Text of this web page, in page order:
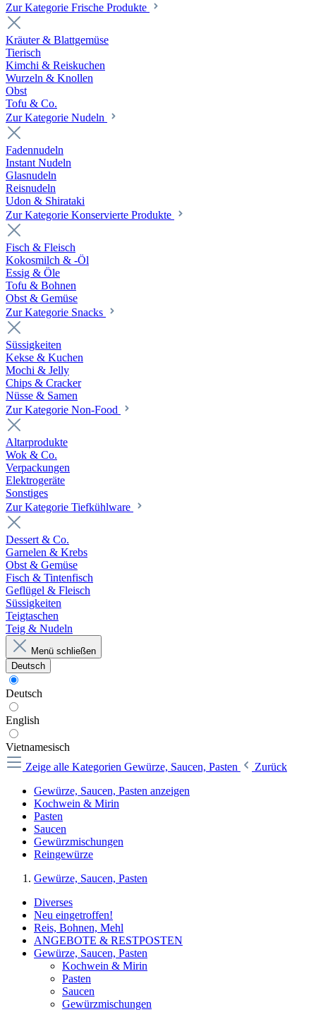
Zur Kategorie Frische Produkte
Kräuter & Blattgemüse
Tierisch
Kimchi & Reiskuchen
Wurzeln & Knollen
Obst
Tofu & Co.
Zur Kategorie Nudeln
Fadennudeln
Instant Nudeln
Glasnudeln
Reisnudeln
Udon & Shirataki
Zur Kategorie Konservierte Produkte
Fisch & Fleisch
Kokosmilch & -Öl
Essig & Öle
Tofu & Bohnen
Obst & Gemüse
Zur Kategorie Snacks
Süssigkeiten
Kekse & Kuchen
Mochi & Jelly
Chips & Cracker
Nüsse & Samen
Zur Kategorie Non-Food
Altarprodukte
Wok & Co.
Verpackungen
Elektrogeräte
Sonstiges
Zur Kategorie Tiefkühlware
Dessert & Co.
Garnelen & Krebs
Obst & Gemüse
Fisch & Tintenfisch
Geflügel & Fleisch
Süssigkeiten
Teigtaschen
Teig & Nudeln
Menü schließen
Deutsch
Deutsch
English
Vietnamesisch
Zeige alle Kategorien Gewürze, Saucen, Pasten
Zurück
Gewürze, Saucen, Pasten anzeigen
Kochwein & Mirin
Pasten
Saucen
Gewürzmischungen
Reingewürze
Gewürze, Saucen, Pasten
Diverses
Neu eingetroffen!
Reis, Bohnen, Mehl
ANGEBOTE & RESTPOSTEN
Gewürze, Saucen, Pasten
Kochwein & Mirin
Pasten
Saucen
Gewürzmischungen